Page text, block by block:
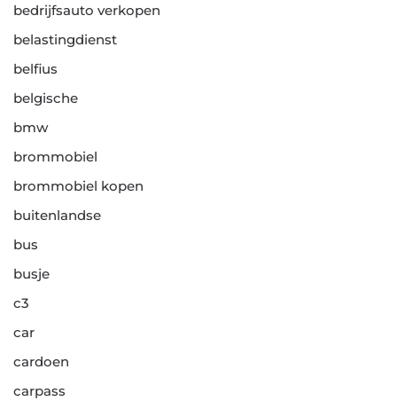
bedrijfsauto verkopen
belastingdienst
belfius
belgische
bmw
brommobiel
brommobiel kopen
buitenlandse
bus
busje
c3
car
cardoen
carpass